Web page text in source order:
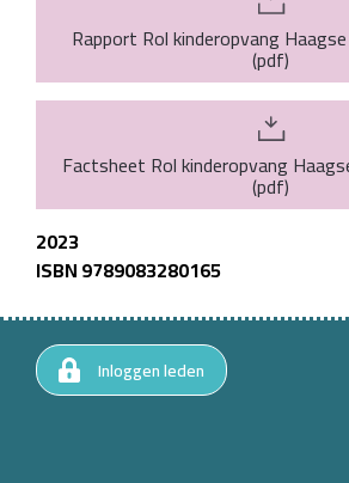
Rapport Rol kinderopvang
(pdf)
Factsheet Rol kinderopvang
(pdf)
2023
ISBN 9789083280165
Inloggen leden